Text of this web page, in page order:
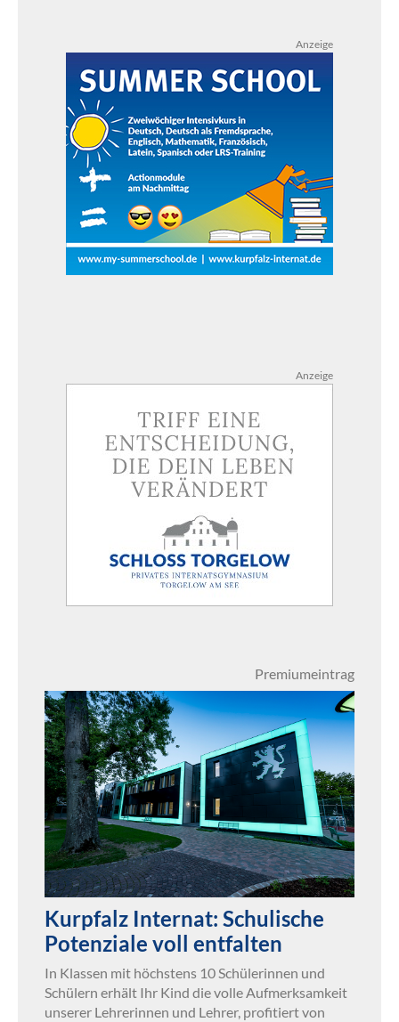
Anzeige
Anzeige
Premiumeintrag
Kurpfalz Internat: Schulische
Potenziale voll entfalten
In Klassen mit höchstens 10 Schülerinnen und
Schülern erhält Ihr Kind die volle Aufmerksamkeit
unserer Lehrerinnen und Lehrer, profitiert von